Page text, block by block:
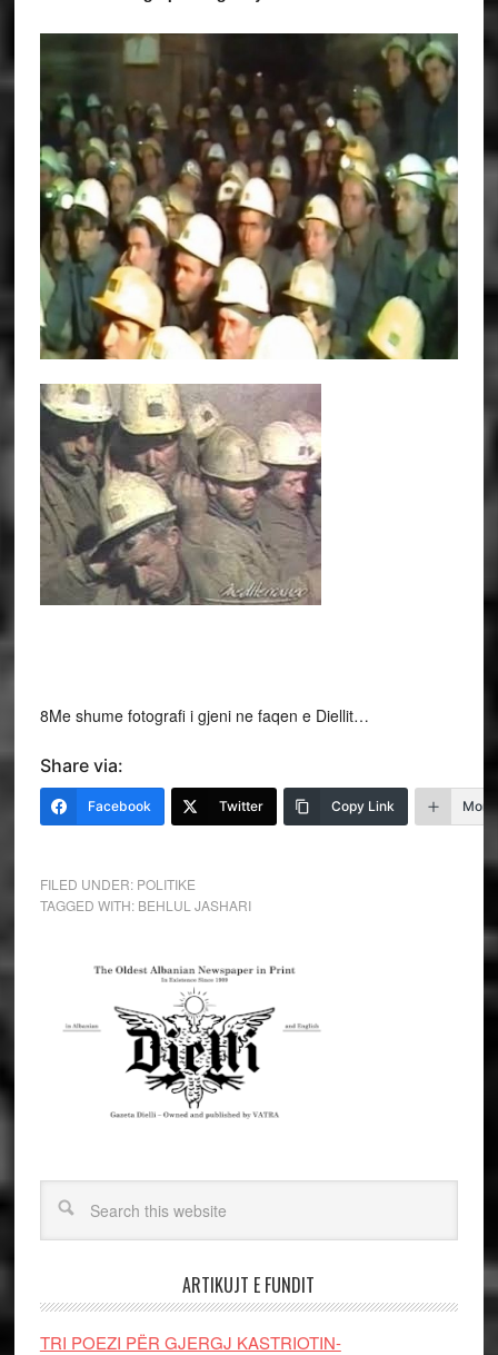
8Me shume fotografi i gjeni ne faqen e Diellit…
Share via:
Facebook Twitter Copy Link More
FILED UNDER: POLITIKE
TAGGED WITH: BEHLUL JASHARI
ARTIKUJT E FUNDIT
TRI POEZI PËR GJERGJ KASTRIOTIN-